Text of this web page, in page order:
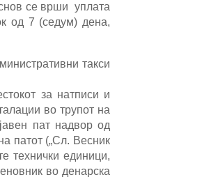
се врши уплата
од 7 (седум) дена,
такси
за натписи и
во трупот на
пат надвор од
патот („Сл. Весник
технички единици,
во денарска